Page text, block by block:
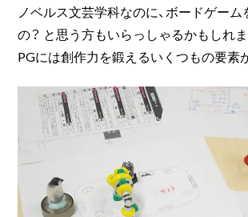
ノベルス文芸学科なのに、ボードゲー
の？ と思う方もいらっしゃるかもしれ
PGには創作力を鍛えるいくつもの要素